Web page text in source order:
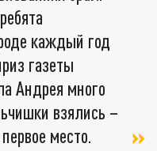
каждый год
газеты
Андрея много
взялись –
место.